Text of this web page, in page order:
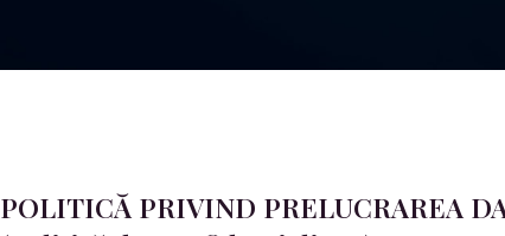
POLITICĂ PRIVIND PRELUCRAREA